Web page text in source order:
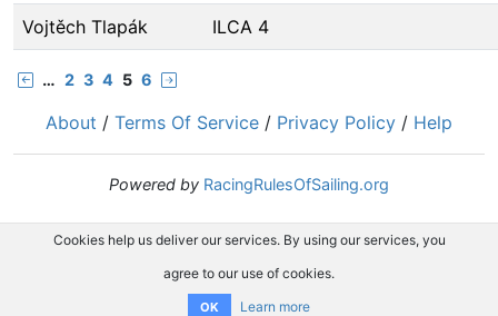
Vojtěch Tlapák ILCA 4
… 2 3 4 5 6
About / Terms Of Service / Privacy Policy / Help
Powered by RacingRulesOfSailing.org
Cookies help us deliver our services. By using our services, you
agree to our use of cookies.
OK Learn more